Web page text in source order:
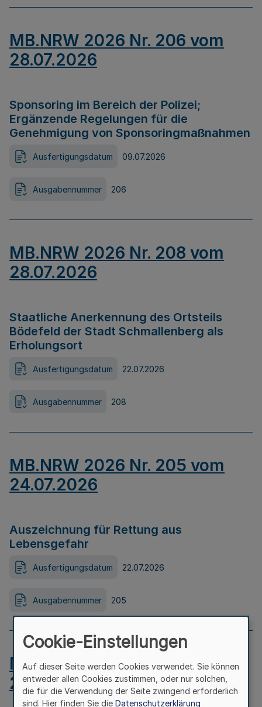
MB.NRW 2026 Nr. 206 vom
28.07.2026
Sponsoring im Bereich der Polizei;
Ergänzende Regelungen für die
Genehmigung von Sponsoringmaßnahmen
Ausfertigungsdatum 09.07.2026
Ausgabennummer 206
MB.NRW 2026 Nr. 208 vom
28.07.2026
Staatliche Anerkennung des Ortsteils
Bödefeld der Stadt Schmallenberg als
Erholungsort
Ausfertigungsdatum 22.07.2026
Ausgabennummer 208
MB.NRW 2026 Nr. 205 vom
24.07.2026
Auszeichnung für Rettung aus
Lebensgefahr
Ausfertigungsdatum 22.07.2026
Ausgabennummer 205
MB.NRW 2026 Nr. 204 vom
24.07.2026
Cookie-Einstellungen
Auf dieser Seite werden Cookies verwendet. Sie können
entweder allen Cookies zustimmen, oder nur solchen,
die für die Verwendung der Seite zwingend erforderlich
sind. Hier finden Sie die Datenschutzerklärung